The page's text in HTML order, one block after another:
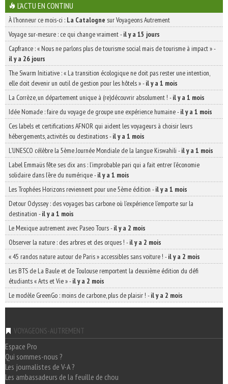
L'ACTU EN CONTINU
À l'honneur ce mois-ci : La Catalogne sur Voyageons Autrement
Voyage sur-mesure : ce qui change vraiment-il y a 15 jours
Capfrance : « Nous ne parlons plus de tourisme social mais de tourisme à impact »-
il y a 26 jours
The Swarm Initiative : « La transition écologique ne doit pas rester une intention,
elle doit devenir un outil de gestion pour les hôtels »-il y a 1 mois
La Corrèze, un département unique à (re)découvrir absolument ! -il y a 1 mois
Idée Nomade : faire du voyage de groupe une expérience humaine-il y a 1 mois
Ces labels et certifications AFNOR qui aident les voyageurs à choisir leurs
hébergements, activités ou destinations-il y a 1 mois
L’UNESCO célèbre la 5ème Journée Mondiale de la langue Kiswahili -il y a 1 mois
Label Emmaüs fête ses dix ans : l’improbable pari qui a fait entrer l’économie
solidaire dans l’ère du numérique-il y a 1 mois
Les Trophées Horizons reviennent pour une 5ème édition -il y a 1 mois
Detour Odyssey : des voyages bas carbone où l’expérience l’emporte sur la
destination -il y a 1 mois
Le Mexique autrement avec Paseo Tours-il y a 2 mois
Observer la nature : des arbres et des orques ! -il y a 2 mois
« 45 randos nature autour de Paris » accessibles sans voiture ! -il y a 2 mois
Les BTS de La Baule et de Toulouse remportent la deuxième édition du défi
étudiants « Arts et Vie »-il y a 2 mois
Le modèle GreenGo : moins de carbone, plus de plaisir ! -il y a 2 mois
VOYAGEONS-AUTREMENT
Espace Pro
Qui sommes-nous ?
Les journalistes de V-A ?
Les ambassadeurs de la feuille de chou